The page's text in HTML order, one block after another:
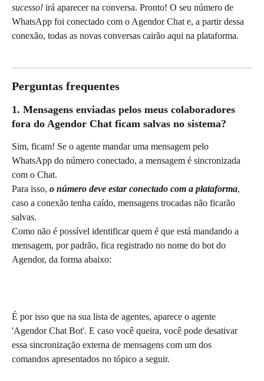
sucesso! irá aparecer na conversa. Pronto! O seu número de
WhatsApp foi conectado com o Agendor Chat e, a partir dessa
conexão, todas as novas conversas cairão aqui na plataforma.
Perguntas frequentes
1. Mensagens enviadas pelos meus colaboradores
fora do Agendor Chat ficam salvas no sistema?
Sim, ficam! Se o agente mandar uma mensagem pelo
WhatsApp do número conectado, a mensagem é sincronizada
com o Chat.
Para isso, o número deve estar conectado com a plataforma,
caso a conexão tenha caído, mensagens trocadas não ficarão
salvas.
Como não é possível identificar quem é que está mandando a
mensagem, por padrão, fica registrado no nome do bot do
Agendor, da forma abaixo:
É por isso que na sua lista de agentes, aparece o agente
'Agendor Chat Bot'. E caso você queira, você pode desativar
essa sincronização externa de mensagens com um dos
comandos apresentados no tópico a seguir.